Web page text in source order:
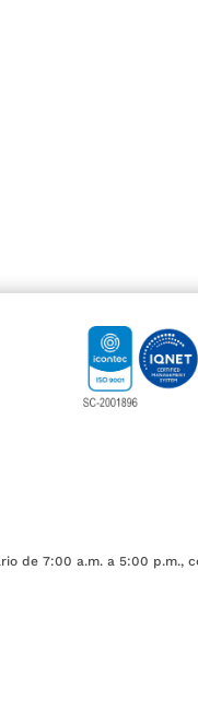
de 7:00 a.m. a 5:00 p.m.,